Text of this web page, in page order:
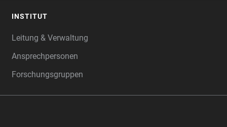
INSTITUT
Leitung & Verwaltung
Ansprechpersonen
Forschungsgruppen